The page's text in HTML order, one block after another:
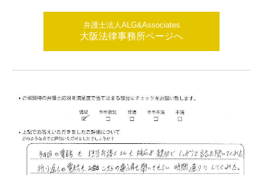
弁護士法人ALG&Associates
大阪法律事務所ページへ